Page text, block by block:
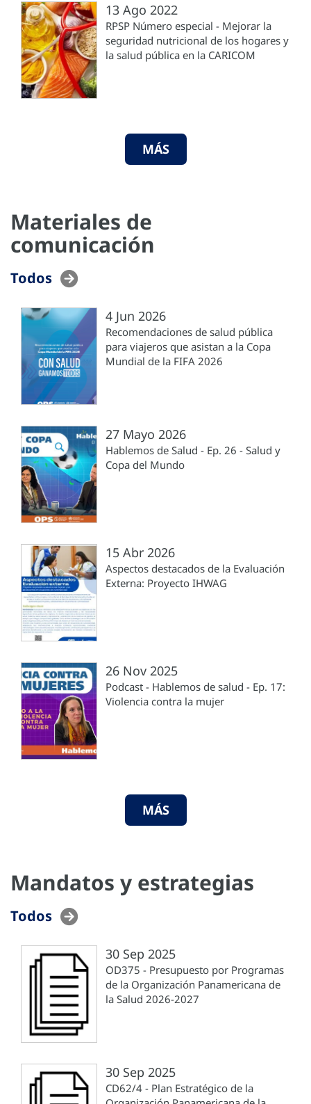
13 Ago 2022
RPSP Número especial - Mejorar la
seguridad nutricional de los hogares y
la salud pública en la CARICOM
MÁS
Materiales de
comunicación
Todos
4 Jun 2026
Recomendaciones de salud pública
para viajeros que asistan a la Copa
Mundial de la FIFA 2026
27 Mayo 2026
Hablemos de Salud - Ep. 26 - Salud y
Copa del Mundo
15 Abr 2026
Aspectos destacados de la Evaluación
Externa: Proyecto IHWAG
26 Nov 2025
Podcast - Hablemos de salud - Ep. 17:
Violencia contra la mujer
MÁS
Mandatos y estrategias
Todos
30 Sep 2025
OD375 - Presupuesto por Programas
de la Organización Panamericana de
la Salud 2026-2027
30 Sep 2025
CD62/4 - Plan Estratégico de la